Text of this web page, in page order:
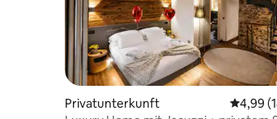
Privatunterkunft
4,99